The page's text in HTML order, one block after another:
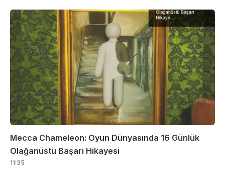
Mecca Chameleon: Oyun Dünyasında 16 Günlük
Olağanüstü Başarı Hikayesi
11:35